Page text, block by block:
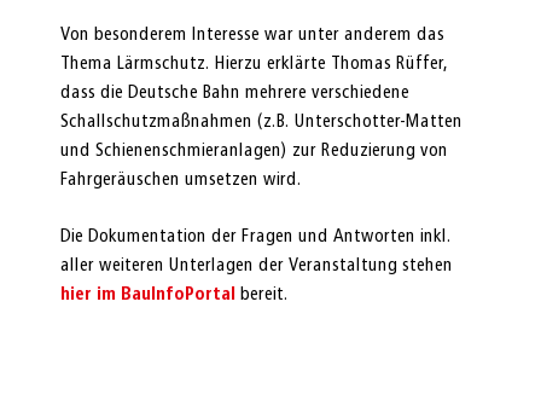
Von besonderem Interesse war unter anderem das
Thema Lärmschutz. Hierzu erklärte Thomas Rüffer,
dass die Deutsche Bahn mehrere verschiedene
Schallschutzmaßnahmen (z.B. Unterschotter-Matten
und Schienenschmieranlagen) zur Reduzierung von
Fahrgeräuschen umsetzen wird.
Die Dokumentation der Fragen und Antworten inkl.
aller weiteren Unterlagen der Veranstaltung stehen
hier im BauInfoPortal
bereit.